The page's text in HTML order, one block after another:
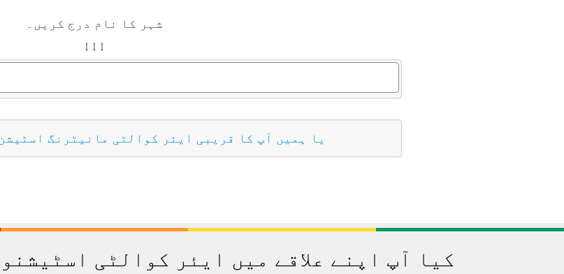
شہر کا نام درج کریں۔
↓ ↓ ↓
یا ہمیں آپ کا قریبی ایئر کوالٹی مانیٹرنگ
کیا آپ اپنے علاقے میں ایئر کوالٹی